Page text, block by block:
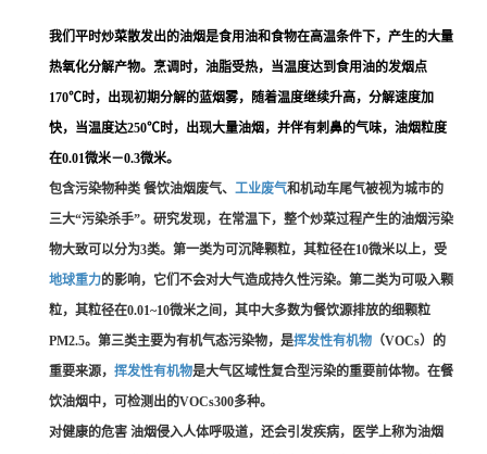
我们平时炒菜散发出的油烟是食用油和食物在高温条件下，产生的大量
热氧化分解产物。烹调时，油脂受热，当温度达到食用油的发烟点
170℃时，出现初期分解的蓝烟雾，随着温度继续升高，分解速度加
快，当温度达250℃时，出现大量油烟，并伴有刺鼻的气味，油烟粒度
在0.01微米－0.3微米。
包含污染物种类 餐饮油烟废气、 工业废气和机动车尾气被视为城市的
三大“污染杀手”。研究发现，在常温下，整个炒菜过程产生的油烟污染
物大致可以分为3类。第一类为可沉降颗粒，其粒径在10微米以上，受
地球重力的影响，它们不会对大气造成持久性污染。第二类为可吸入颗
粒，其粒径在0.01~10微米之间，其中大多数为餐饮源排放的细颗粒
PM2.5。第三类主要为有机气态污染物，是挥发性有机物 （VOCs）的
重要来源， 挥发性有机物是大气区域性复合型污染的重要前体物。在餐
饮油烟中，可检测出的VOCs300多种。
对健康的危害 油烟侵入人体呼吸道，还会引发疾病，医学上称为油烟